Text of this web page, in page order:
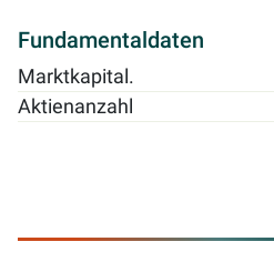
Fundamentaldaten
Marktkapital.
Aktienanzahl